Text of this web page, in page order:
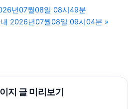
광교피부과
애견파양
서울마약전문변호사
년07월08일 08시49분
2026년07월08일 09시04분 »
지 글 미리보기